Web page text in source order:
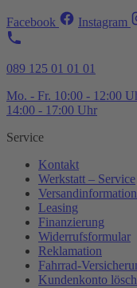
Facebook Instagram
089 125 01 01 01
Mo. - Fr. 10:00 - 12:00
14:00 - 17:00 Uhr
Service
Kontakt
Werkstatt – Service
Leasing
Finanzierung
Widerrufsformular
Reklamation
Fahrrad-
Kundenkonto